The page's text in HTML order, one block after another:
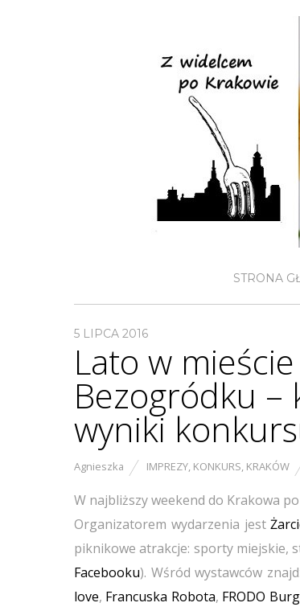
STRONA
5 LIPCA 2016
Lato w
Bezogródku –
wyniki
Agnieszka IMPREZY, KONKURS, KRAKÓW
W najbliższy weekend do Krakowa
Organizatorem wydarzenia jest
piknikowe atrakcje: sporty miejskie,
Facebooku). Wśród wystawców
love, Francuska Robota, FRODO